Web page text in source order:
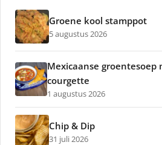
Groene kool stamppot
5 augustus 2026
Mexicaanse groentesoep
courgette
1 augustus 2026
Chip & Dip
31 juli 2026